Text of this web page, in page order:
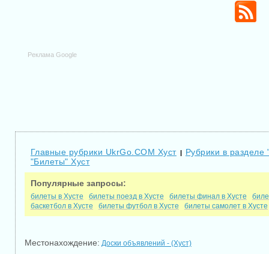
Реклама Google
Главные рубрики UkrGo.COM Хуст | Рубрики в
"Билеты" Хуст
Популярные запросы:
билеты в Хусте билеты поезд в Хусте билеты финал в Хусте
баскетбол в Хусте
билеты футбол в Хусте билеты самолет в Хусте
Местонахождение: Доски объявлений - (Хуст)